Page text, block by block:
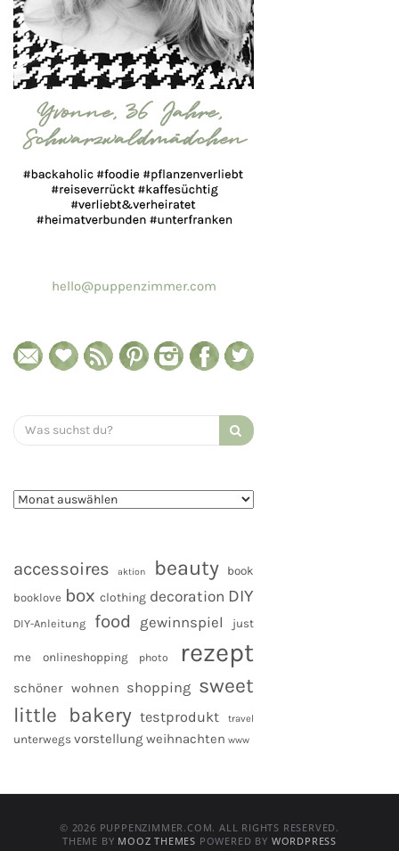
hello@puppenzimmer.com
Search
for:
accessoires aktion beauty
book
booklove box clothing decoration DIY
DIY-Anleitung food gewinnspiel just
me onlineshopping photo rezept
schöner wohnen shopping sweet
little bakery testprodukt travel
unterwegs vorstellung weihnachten www
© 2026 PUPPENZIMMER.COM. ALL RIGHTS RESERVED.
THEME BY MOOZ THEMES POWERED BY WORDPRESS